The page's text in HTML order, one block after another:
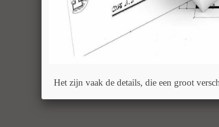
Het zijn vaak de details, die een groot